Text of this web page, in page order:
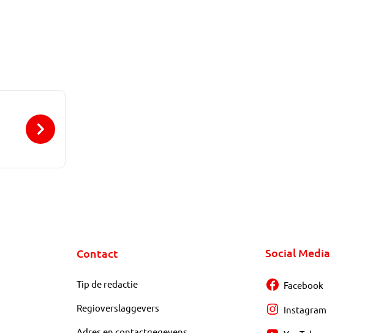
Contact
Tip de redactie
Regioverslaggevers
Social Media
Facebook
Instagram